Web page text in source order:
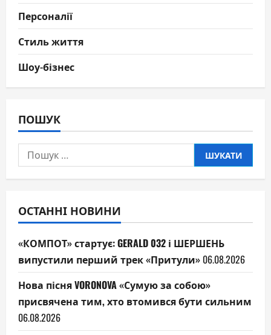
Персоналії
Стиль життя
Шоу-бізнес
ПОШУК
Пошук:
ОСТАННІ НОВИНИ
«КОМПОТ» стартує: GERALD 032 і ШЕРШЕНЬ
випустили перший трек «Притули» 06.08.2026
Нова пісня VORONOVA «Сумую за собою»
присвячена тим, хто втомився бути сильним
06.08.2026